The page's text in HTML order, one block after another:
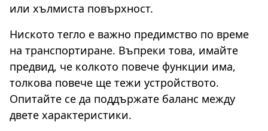
или хълмиста повърхност.
Ниското тегло е важно предимство по време
на транспортиране. Въпреки това, имайте
предвид, че колкото повече функции има,
толкова повече ще тежи устройството.
Опитайте се да поддържате баланс между
двете характеристики.